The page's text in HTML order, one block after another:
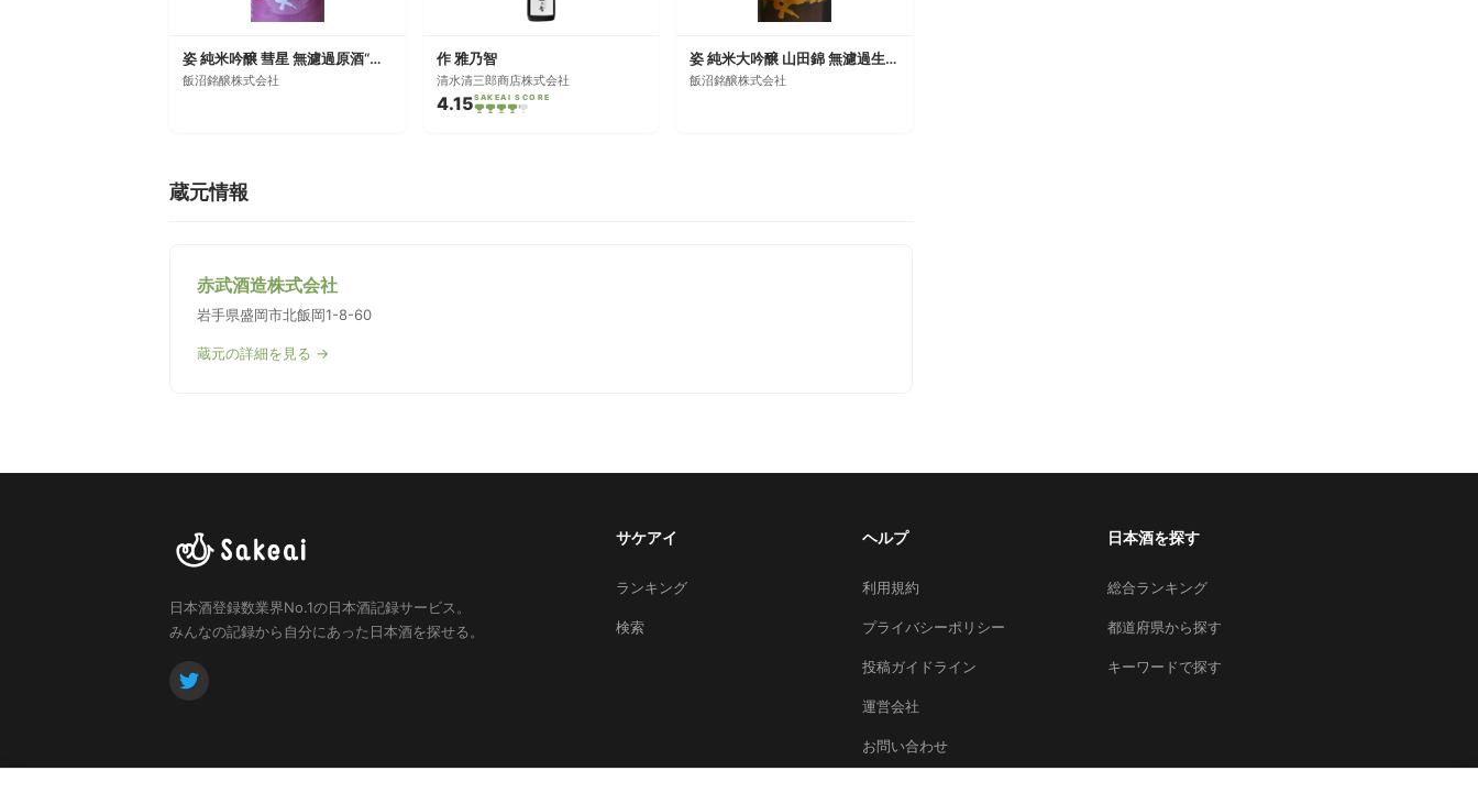
姿 純米吟醸 彗星 無濾過原酒“生熟瓶火入れ”
飯沼銘醸株式会社
作 雅乃智
清水清三郎商店株式会社
4.15SAKEAI SCORE
姿 純米大吟醸 山田錦 無濾過生原酒
飯沼銘醸株式会社
蔵元情報
赤武酒造株式会社
岩手県盛岡市北飯岡1-8-60
蔵元の詳細を見る →
日本酒登録数業界No.1の日本酒記録サービス。
みんなの記録から自分にあった日本酒を探せる。
サケアイ
ランキング
検索
ヘルプ
利用規約
プライバシーポリシー
投稿ガイドライン
運営会社
お問い合わせ
日本酒を探す
総合ランキング
都道府県から探す
キーワードで探す